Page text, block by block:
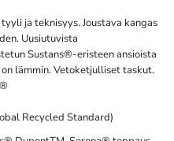
ja teknisyys. Joustava kangas
Uusiutuvista
Sustans®-eristeen ansioista
lämmin. Vetoketjulliset taskut.
Recycled Standard)